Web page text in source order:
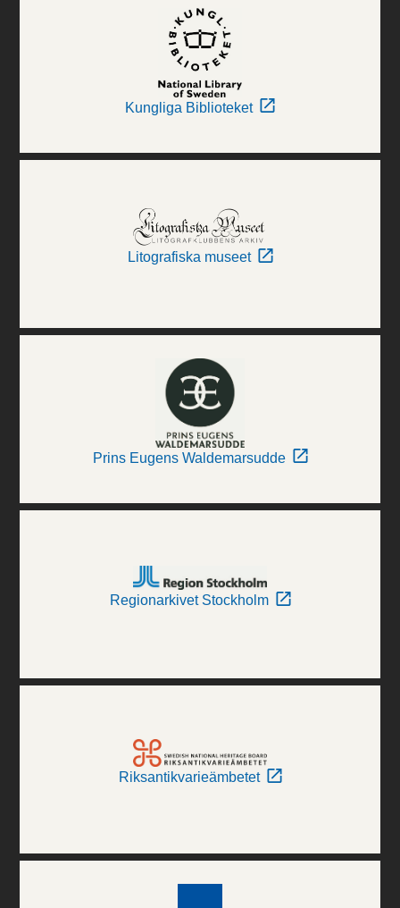
Kungliga Biblioteket
Litografiska museet
Prins Eugens Waldemarsudde
Regionarkivet Stockholm
Riksantikvarieämbetet